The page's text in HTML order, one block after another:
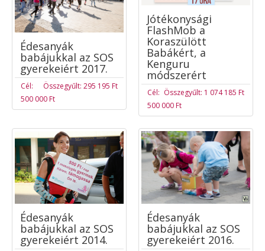
Édesanyák
babájukkal az SOS
gyerekeiért 2017.
Összegyűlt: 295 195 Ft
Cél:
500 000 Ft
Jótékonysági
FlashMob a
Koraszülött
Babákért, a
Kenguru
módszerért
Összegyűlt: 1 074 185 Ft
Cél:
500 000 Ft
Édesanyák
babájukkal az SOS
gyerekeiért 2014.
Édesanyák
babájukkal az SOS
gyerekeiért 2016.